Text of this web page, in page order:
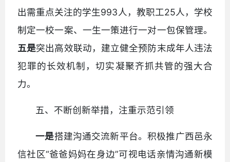
出需重点关注的学生993人，教职工25人，学校
制定一校一案、一生一策进行一对一包保管理。
五是突出高效联动，建立健全预防末成年人违法
犯罪的长效机制，切实凝聚齐抓共管的强大合
力。
五、不断创新举措，注重示范引领
一是搭建沟通交流新平台。积极推广西邑永
信社区“爸爸妈妈在身边”可视电话亲情沟通新模